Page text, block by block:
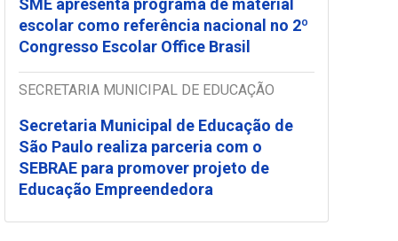
SME apresenta programa de material
escolar como referência nacional no 2º
Congresso Escolar Office Brasil
SECRETARIA MUNICIPAL DE EDUCAÇÃO
Secretaria Municipal de Educação de
São Paulo realiza parceria com o
SEBRAE para promover projeto de
Educação Empreendedora